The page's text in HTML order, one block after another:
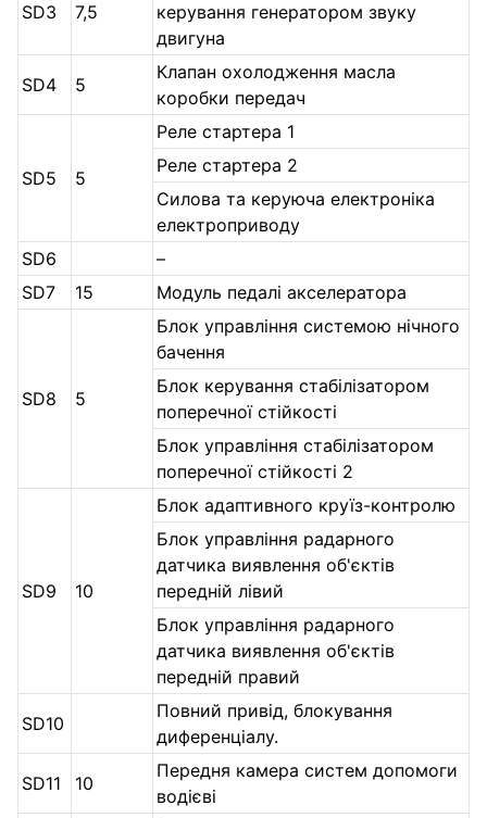
SD3 7,5
керування генератором звуку
двигуна
SD4 5
Клапан охолодження масла
коробки передач
SD5 5
Реле стартера 1
Реле стартера 2
Силова та керуюча електроніка
електроприводу
SD6
–
SD7
15 Модуль педалі акселератора
SD8 5
Блок управління системою нічного
бачення
Блок керування стабілізатором
поперечної стійкості
Блок управління стабілізатором
поперечної стійкості 2
SD9 10
Блок адаптивного круїз-контролю
Блок управління радарного
датчика виявлення об'єктів
передній лівий
Блок управління радарного
датчика виявлення об'єктів
передній правий
SD10
Повний привід, блокування
диференціалу.
SD11 10
Передня камера систем допомоги
водієві